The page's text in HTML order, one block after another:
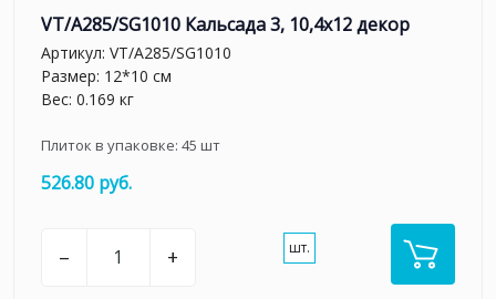
VT/A285/SG1010 Кальсада 3, 10,4х12 декор
Артикул: VT/A285/SG1010
Размер: 12*10 см
Вес: 0.169 кг
Плиток в упаковке: 45 шт
526.80 руб.
– + шт.